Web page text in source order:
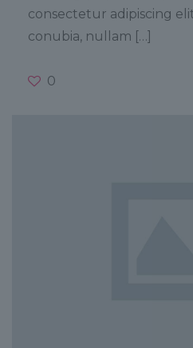
consectetur adipiscing
conubia, nullam […]
0